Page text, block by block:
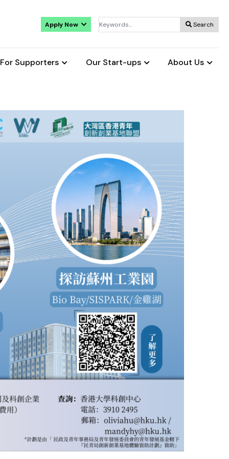
Apply Now Search
For Supporters Our Start-ups About Us